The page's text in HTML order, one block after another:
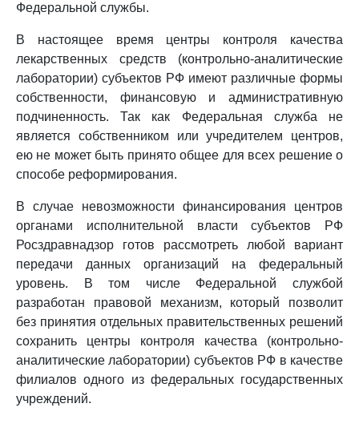
Федеральной службы.
В настоящее время центры контроля качества
лекарственных средств (контрольно-аналитические
лаборатории) субъектов РФ имеют различные формы
собственности, финансовую и административную
подчиненность. Так как Федеральная служба не
является собственником или учредителем центров,
ею не может быть принято общее для всех решение о
способе реформирования.
В случае невозможности финансирования центров
органами исполнительной власти субъектов РФ
Росздравнадзор готов рассмотреть любой вариант
передачи данных организаций на федеральный
уровень. В том числе Федеральной службой
разработан правовой механизм, который позволит
без принятия отдельных правительственных решений
сохранить центры контроля качества (контрольно-
аналитические лаборатории) субъектов РФ в качестве
филиалов одного из федеральных государственных
учреждений.